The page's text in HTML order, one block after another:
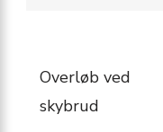
Overløb ved
skybrud